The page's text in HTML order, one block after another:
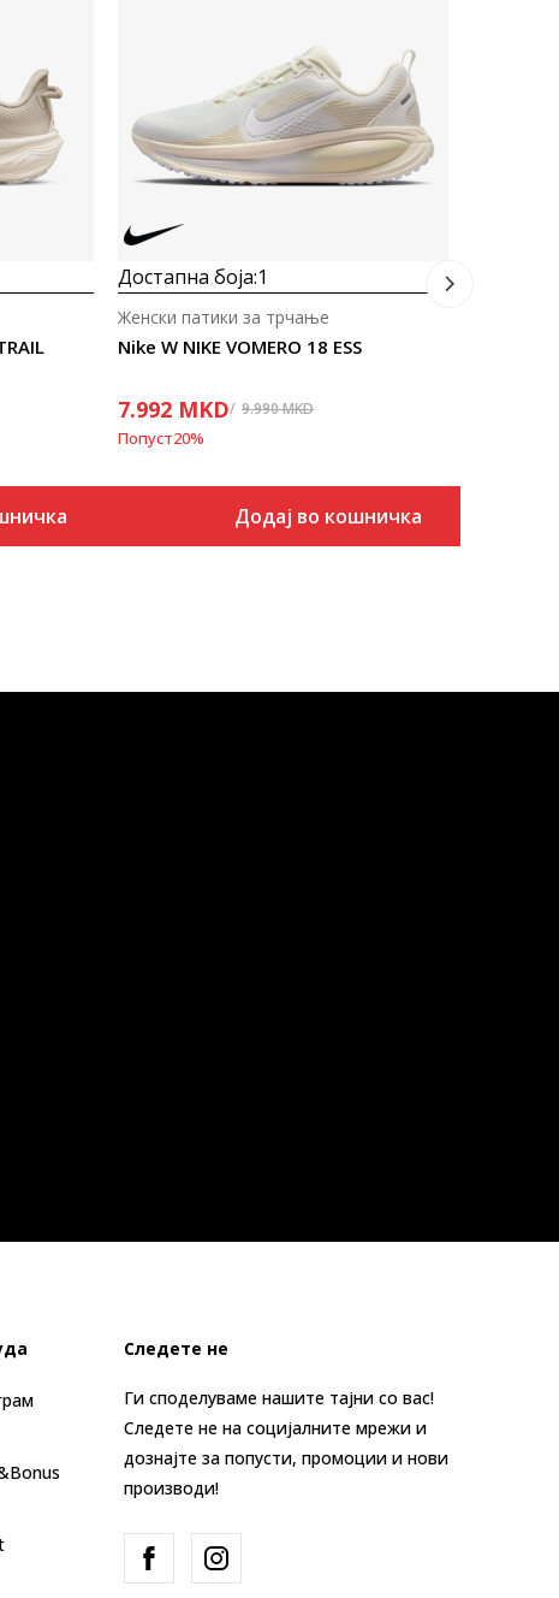
Достапна боја:1
Nike W NIKE VOMERO 18 ESS
Женски патики за трчање
7.992 MKD 9.990MKD
Попуст20%
Додај во кошничка
Следете не
Ги споделуваме нашите тајни со вас!
Следете не на социјалните мрежи и
дознајте за попусти, промоции и нови
производи!